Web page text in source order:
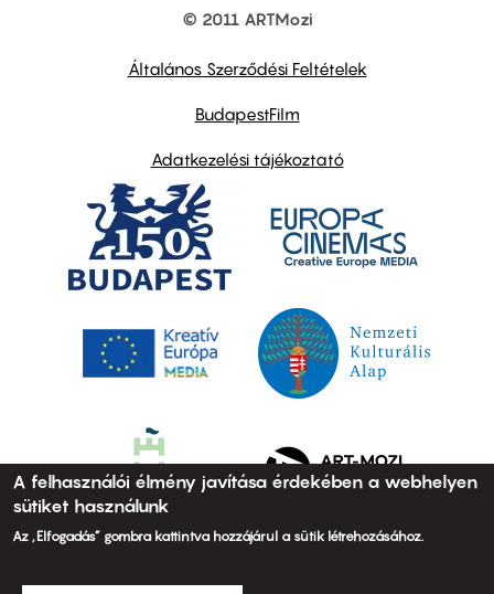
© 2011 ARTMozi
Általános Szerződési Feltételek
BudapestFilm
Adatkezelési tájékoztató
A felhasználói élmény javítása érdekében a webhelyen
sütiket használunk
Az „Elfogadás” gombra kattintva hozzájárul a sütik létrehozásához.